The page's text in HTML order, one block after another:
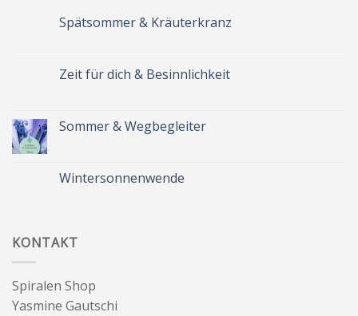
Spätsommer & Kräuterkranz
Spätsommer
&
Zeit für dich & Besinnlichkeit
Zeit
für
Sommer & Wegbegleiter
Sommer
&
Wintersonnenwende
KONTAKT
Spiralen Shop
Yasmine Gautschi